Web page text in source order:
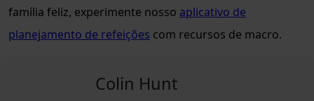
família feliz, experimente nosso aplicativo de
planejamento de refeições com recursos de macro.
Colin Hunt